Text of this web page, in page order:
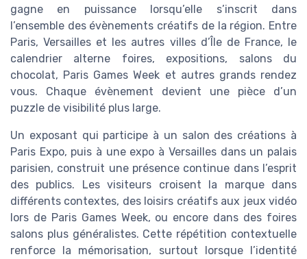
gagne en puissance lorsqu’elle s’inscrit dans
l’ensemble des évènements créatifs de la région. Entre
Paris, Versailles et les autres villes d’Île de France, le
calendrier alterne foires, expositions, salons du
chocolat, Paris Games Week et autres grands rendez
vous. Chaque évènement devient une pièce d’un
puzzle de visibilité plus large.
Un exposant qui participe à un salon des créations à
Paris Expo, puis à une expo à Versailles dans un palais
parisien, construit une présence continue dans l’esprit
des publics. Les visiteurs croisent la marque dans
différents contextes, des loisirs créatifs aux jeux vidéo
lors de Paris Games Week, ou encore dans des foires
salons plus généralistes. Cette répétition contextuelle
renforce la mémorisation, surtout lorsque l’identité